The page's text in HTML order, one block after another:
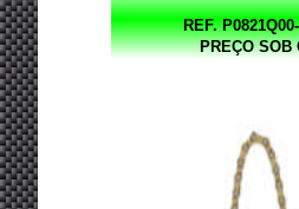
REF.
PREÇO SOB